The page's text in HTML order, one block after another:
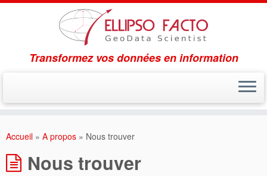
Transformez vos données en information
Accueil » A propos » Nous trouver
Nous trouver